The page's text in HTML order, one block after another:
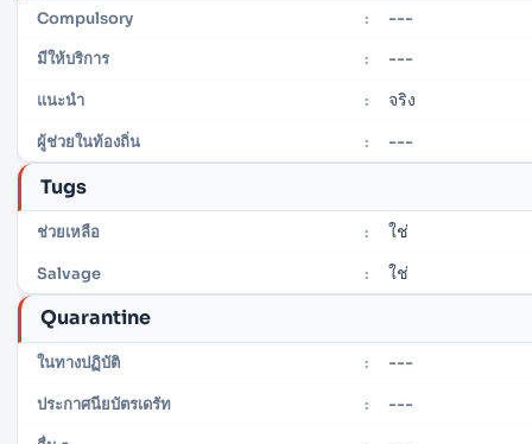
Compulsory : ---
มีให้บริการ : ---
แนะนำ : จริง
ผู้ช่วยในท้องถิ่น : ---
Tugs
ช่วยเหลือ : ใช่
Salvage : ใช่
Quarantine
ในทางปฏิบัติ : ---
ประกาศนียบัตรเดรัท : ---